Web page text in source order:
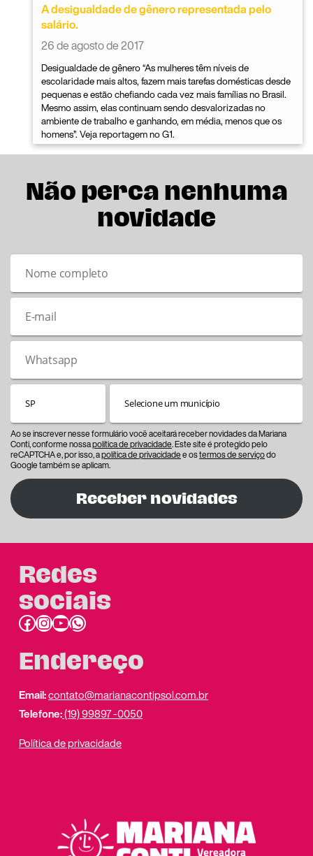
A desigualdade de gênero representada pelo
salário.
26 de agosto de 2017
Desigualdade de gênero “As mulheres têm níveis de
escolaridade mais altos, fazem mais tarefas domésticas desde
pequenas e estão chefiando cada vez mais famílias no Brasil.
Mesmo assim, elas continuam sendo desvalorizadas no
ambiente de trabalho e ganhando, em média, menos que os
homens”. Veja reportagem no G1.
Não perca nenhuma
novidade
Ao se inscrever nesse formulário você aceitará receber novidades da Mariana
Conti, conforme nossapolítica de privacidade. Este site é protegido pelo
reCAPTCHA e, por isso, apolítica de privacidadee ostermos de serviçodo
Google também se aplicam.
Receber novidades
Redes
sociais
Facebook InstagramYoutube link do whatsapp
Endereço
Email:contato@marianacontipsol.com.br
Telefone:(19) 99897 -0050
Política de privacidade